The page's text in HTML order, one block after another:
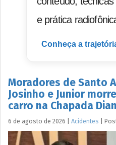
e prática
Conheça a
Moradores de Santo
Josinho e Junior
carro na Chapada
6 de agosto de 2026 Acidentes